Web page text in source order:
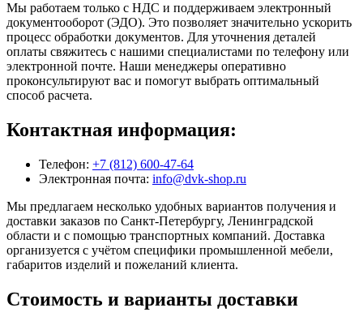
Мы работаем только с НДС и поддерживаем электронный
документооборот (ЭДО). Это позволяет значительно ускорить
процесс обработки документов. Для уточнения деталей
оплаты свяжитесь с нашими специалистами по телефону или
электронной почте. Наши менеджеры оперативно
проконсультируют вас и помогут выбрать оптимальный
способ расчета.
Контактная информация:
Телефон: +7 (812) 600-47-64
Электронная почта: info@dvk-shop.ru
Мы предлагаем несколько удобных вариантов получения и
доставки заказов по Санкт-Петербургу, Ленинградской
области и с помощью транспортных компаний. Доставка
организуется с учётом специфики промышленной мебели,
габаритов изделий и пожеланий клиента.
Стоимость и варианты доставки